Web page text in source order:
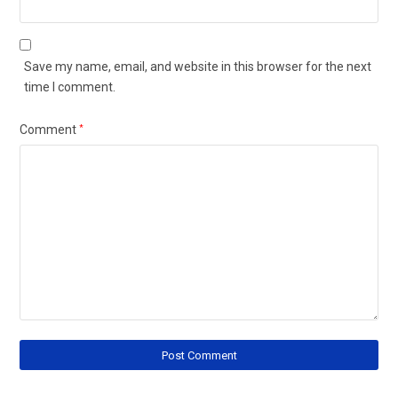
Save my name, email, and website in this browser for the next
time I comment.
Comment*